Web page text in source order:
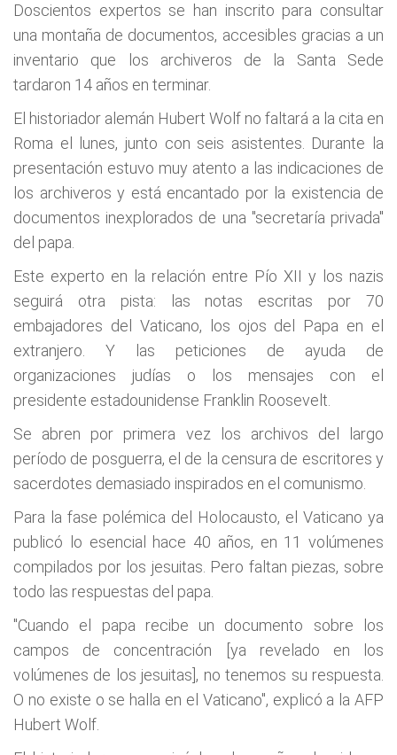
Doscientos expertos se han inscrito para consultar
una montaña de documentos, accesibles gracias a un
inventario que los archiveros de la Santa Sede
tardaron 14 años en terminar.
El historiador alemán Hubert Wolf no faltará a la cita en
Roma el lunes, junto con seis asistentes. Durante la
presentación estuvo muy atento a las indicaciones de
los archiveros y está encantado por la existencia de
documentos inexplorados de una "secretaría privada"
del papa.
Este experto en la relación entre Pío XII y los nazis
seguirá otra pista: las notas escritas por 70
embajadores del Vaticano, los ojos del Papa en el
extranjero. Y las peticiones de ayuda de
organizaciones judías o los mensajes con el
presidente estadounidense Franklin Roosevelt.
Se abren por primera vez los archivos del largo
período de posguerra, el de la censura de escritores y
sacerdotes demasiado inspirados en el comunismo.
Para la fase polémica del Holocausto, el Vaticano ya
publicó lo esencial hace 40 años, en 11 volúmenes
compilados por los jesuitas. Pero faltan piezas, sobre
todo las respuestas del papa.
"Cuando el papa recibe un documento sobre los
campos de concentración [ya revelado en los
volúmenes de los jesuitas], no tenemos su respuesta.
O no existe o se halla en el Vaticano", explicó a la AFP
Hubert Wolf.